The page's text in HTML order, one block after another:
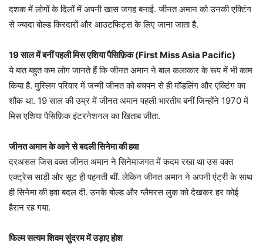
दशक में लोगों के दिलों में अपनी खास जगह बनाई. जीनत अमान को उनकी एक्टिंग
से ज्यादा बोल्ड किरदारों और आउटफिट्स के लिए जाना जाता है.
19 साल में बनीं पहली मिस एशिया पैसिफ़िक (First Miss Asia Pacific)
ये बात बहुत कम लोग जानते हैं कि जीनत अमान ने बाल कलाकार के रूप में भी काम
किया है. मुस्लिम परिवार में जन्मी जीनत को बचपन से ही मॉडलिंग और एक्टिंग का
शौक था. 19 साल की उम्र में जीनत अमान पहली भारतीय बनीं जिन्होंने 1970 में
मिस एशिया पैसिफ़िक इंटरनेशनल का खिताब जीता.
जीनत अमान के आने से बदली सिनेमा की हवा
दरअसल जिस वक्त जीनत अमान ने सिनेमाजगत में कदम रखा था उस वक्त
एक्ट्रेस साड़ी और सूट ही पहनती थीं. लेकिन जीनत अमान ने अपनी एंट्री के साथ
ही सिनेमा की हवा बदल दी. उनके बोल्ड और ग्लैमरस लुक को देखकर हर कोई
हैरान रह गया.
फिल्म सत्यम शिवम सुंदरम में उड़ाए होश